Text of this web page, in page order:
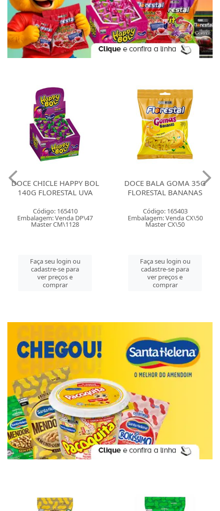
DOCE CHICLE HAPPY BOL
140G FLORESTAL UVA
Código: 165410
Embalagem: Venda DP\47
Master CM\1128
Faça seu login ou
cadastre-se para
ver preços e
comprar
DOCE BALA GOMA 35G
FLORESTAL BANANAS
Código: 165403
Embalagem: Venda CX\50
Master CX\50
Faça seu login ou
cadastre-se para
ver preços e
comprar